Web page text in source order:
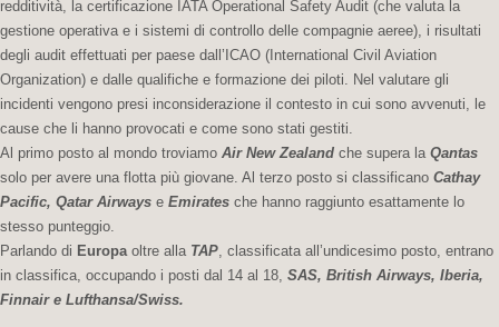
redditività, la certificazione IATA Operational Safety Audit (che valuta la
gestione operativa e i sistemi di controllo delle compagnie aeree), i risultati
degli audit effettuati per paese dall’ICAO (International Civil Aviation
Organization) e dalle qualifiche e formazione dei piloti. Nel valutare gli
incidenti vengono presi inconsiderazione il contesto in cui sono avvenuti, le
cause che li hanno provocati e come sono stati gestiti.
Al primo posto al mondo troviamo Air New Zealand che supera la Qantas
solo per avere una flotta più giovane. Al terzo posto si classificano Cathay
Pacific, Qatar Airways e Emirates che hanno raggiunto esattamente lo
stesso punteggio.
Parlando di Europa oltre alla TAP , classificata all’undicesimo posto, entrano
in classifica, occupando i posti dal 14 al 18, SAS, British Airways, Iberia,
Finnair e Lufthansa/Swiss.